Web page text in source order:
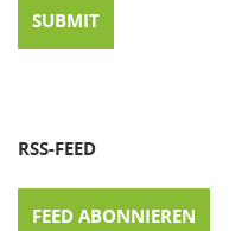
RSS-FEED
FEED ABONNIEREN